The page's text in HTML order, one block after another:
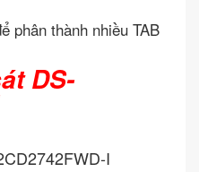
phân thành nhiều TAB
DS-
I